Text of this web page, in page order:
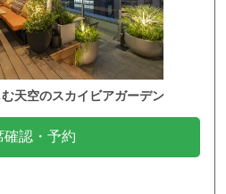
天空のスカイビアガーデン
確認・予約